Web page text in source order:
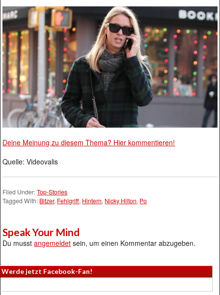
Deine Meinung zu diesem Thema? Hier kommentieren!
Quelle: Videovalis
Filed Under:Top-Stories
Tagged With: Bitzer, Fehlgriff, Hintern, Nicky Hilton, Po
Speak Your Mind
Du musstangemeldet sein, um einen Kommentar abzugeben.
Werde jetzt Facebook-Fan!